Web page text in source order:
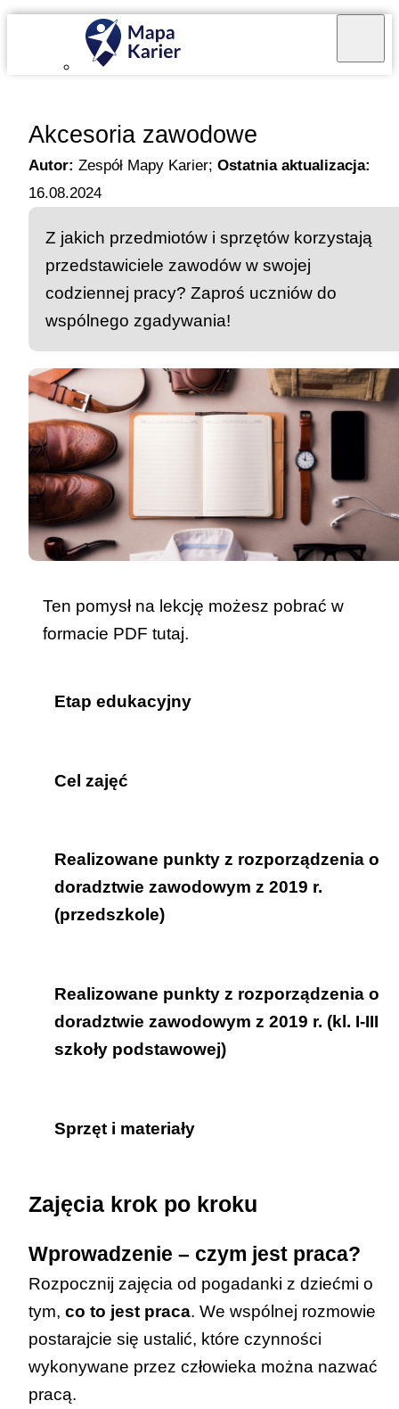
Akcesoria zawodowe
Autor: Zespół Mapy Karier; Ostatnia aktualizacja:
16.08.2024
Z jakich przedmiotów i sprzętów korzystają
przedstawiciele zawodów w swojej
codziennej pracy? Zaproś uczniów do
wspólnego zgadywania!
Ten pomysł na lekcję możesz pobrać w
formacie PDF tutaj.
Etap edukacyjny
przedszkole;
Cel zajęć
Uczeń dowiaduje się, jakimi
przedmiotami i atrybutami posługują się
przedstawiciele różnych zawodów przy
Realizowane punkty z rozporządzenia o
doradztwie zawodowym z 2019 r.
(przedszkole)
podaje nazwy zawodów wykonywanych
przez osoby w jego najbliższym
identyfikuje i opisuje czynności
wskazuje zawody zaangażowane w
użytku oraz w zdarzenia, w których
dziecko uczestniczy, takie jak wyjście
na zakupy, koncert, pocztę (2.3);
podejmuje próby posługiwania się
przyborami i narzędziami zgodnie z ich
Realizowane punkty z rozporządzenia o
doradztwie zawodowym z 2019 r. (kl. I-III
szkoły podstawowej)
otoczeniu oraz opisuje podstawową
zawodach (2.2);
opisuje, czym jest praca, i omawia jej
znaczenie w życiu człowieka na
wybranych przykładach (2.3 );
omawia znaczenie zaangażowania
Sprzęt i materiały
akcesoria przyniesione przez
znajdziesz na końcu wpisu);
tablica interaktywna/rzutnik/telewizor z
dostępem do Internetu;
opcjonalnie: wydrukowane puste
kolorowanki postaci dla uczniów
Zajęcia krok po kroku
Wprowadzenie – czym jest praca?
Rozpocznij zajęcia od pogadanki z dziećmi o
tym, co to jest praca. We wspólnej rozmowie
postarajcie się ustalić, które czynności
wykonywane przez człowieka można nazwać
pracą.